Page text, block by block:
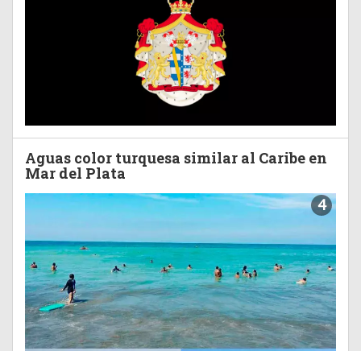
Aguas color turquesa similar al Caribe en
Mar del Plata
4